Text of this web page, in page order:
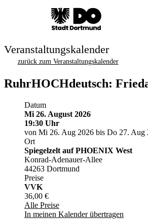
Veranstaltungskalender
zurück zum Veranstaltungskalender
RuhrHOCHdeutsch:
Datum
Mi 26. August 2026
19:30 Uhr
von Mi 26. Aug 2026 bis Do 27. Aug
Ort
Spiegelzelt auf PHOENIX West
Konrad-Adenauer-Allee
44263 Dortmund
Preise
VVK
36,00 €
Alle Preise
In meinen Kalender übertragen